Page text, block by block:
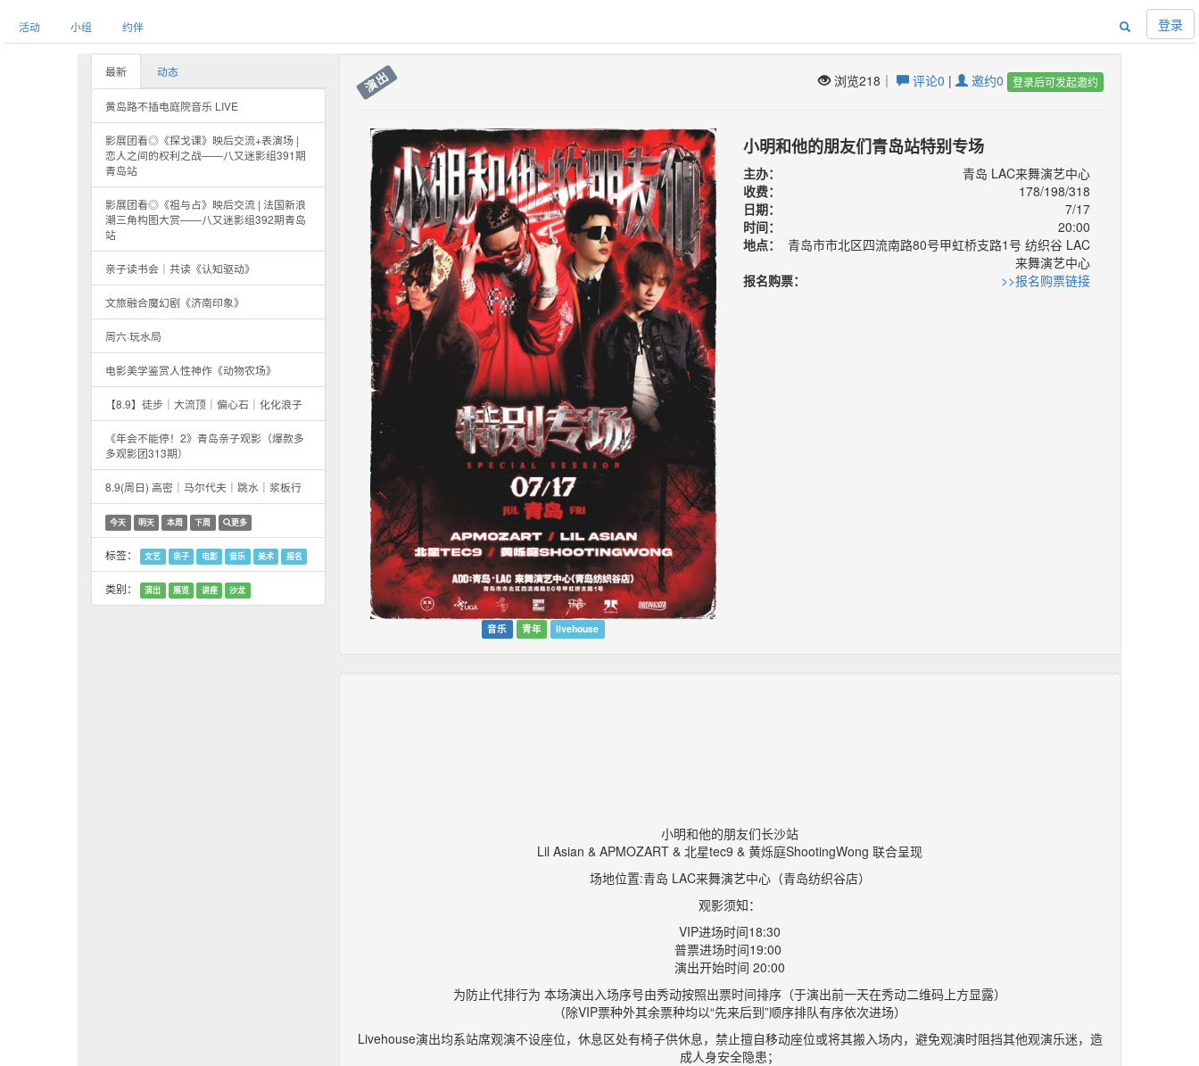
活动 小组 约伴 登录
最新 动态
黄岛路不插电庭院音乐 LIVE
影展团看◎《探戈课》映后交流+表演场 |
恋人之间的权利之战——八又迷影组391期
青岛站
影展团看◎《祖与占》映后交流 | 法国新浪
潮三角构图大赏——八又迷影组392期青岛
站
亲子读书会｜共读《认知驱动》
文旅融合魔幻剧《济南印象》
周六·玩水局
电影美学鉴赏人性神作《动物农场》
【8.9】徒步｜大流顶｜偏心石｜化化浪子
《年会不能停！2》青岛亲子观影（爆款多
多观影团313期）
8.9(周日) 高密｜马尔代夫｜跳水｜浆板行
今天 明天 本周 下周 更多
标签： 文艺 亲子 电影 音乐 美术 报名
类别： 演出 展览 讲座 沙龙
演出 浏览218｜ 评论0 | 邀约0 登录后可发起邀约
音乐 青年 livehouse
小明和他的朋友们青岛站特别专场
主办：
青岛 LAC来舞演艺中心
收费：
178/198/318
日期：
7/17
时间：
20:00
地点：
青岛市市北区四流南路80号甲虹桥支路1号 纺织谷 LAC
来舞演艺中心
报名购票：
>>报名购票链接
小明和他的朋友们长沙站
Lil Asian & APMOZART & 北星tec9 & 黄烁庭ShootingWong 联合呈现
场地位置:青岛 LAC来舞演艺中心（青岛纺织谷店）
观影须知：
VIP进场时间18:30
普票进场时间19:00
演出开始时间 20:00
为防止代排行为 本场演出入场序号由秀动按照出票时间排序（于演出前一天在秀动二维码上方显露）
（除VIP票种外其余票种均以“先来后到”顺序排队有序依次进场）
Livehouse演出均系站席观演不设座位，休息区处有椅子供休息，禁止擅自移动座位或将其搬入场内，避免观演时阻挡其他观演乐迷，造
成人身安全隐患；